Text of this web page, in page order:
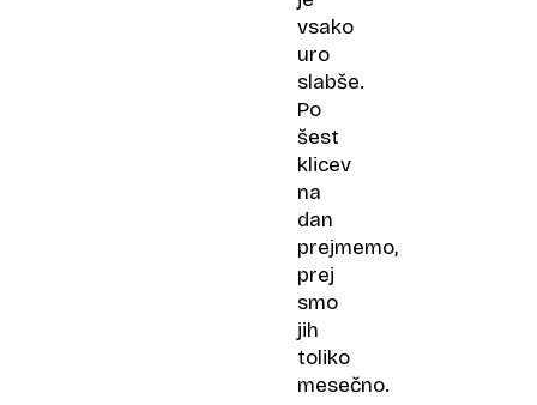
vsako
uro
slabše.
Po
šest
klicev
na
dan
prejmemo,
prej
smo
jih
toliko
mesečno.